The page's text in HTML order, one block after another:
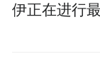
伊正在进行